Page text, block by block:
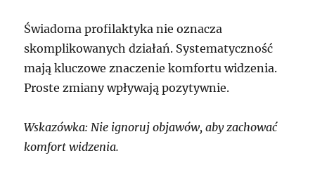
Świadoma profilaktyka nie oznacza
skomplikowanych działań. Systematyczność
mają kluczowe znaczenie komfortu widzenia.
Proste zmiany wpływają pozytywnie.
Wskazówka: Nie ignoruj objawów, aby zachować
komfort widzenia.